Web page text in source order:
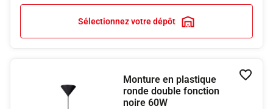
Sélectionnez votre dépôt
Monture en plastique
ronde double fonction
noire 60W